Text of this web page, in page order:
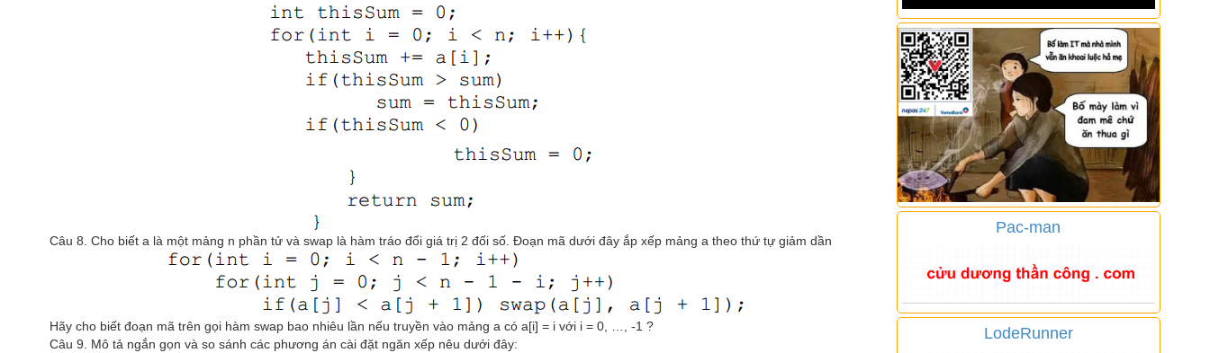
Câu 8. Cho biết a là một mảng n phần tử và swap là hàm tráo đổi giá trị 2 đối số. Đoạn mã dưới đây ắp xếp mảng a theo thứ tự giảm dần
Hãy cho biết đoạn mã trên gọi hàm swap bao nhiêu lần nếu truyền vào mảng a có a[i] = i với i = 0, …, -1 ?
Câu 9. Mô tả ngắn gọn và so sánh các phương án cài đặt ngăn xếp nêu dưới đây:
Pac-man
LodeRunner